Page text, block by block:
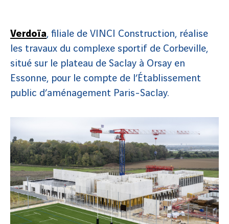
Verdoïa, filiale de VINCI Construction, réalise
les travaux du complexe sportif de Corbeville,
situé sur le plateau de Saclay à Orsay en
Essonne, pour le compte de l’Établissement
public d’aménagement Paris-Saclay.